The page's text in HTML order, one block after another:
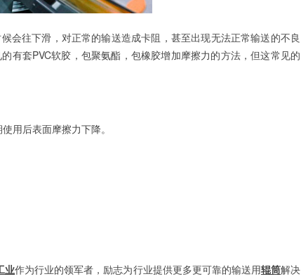
会往下滑，对正常的输送造成卡阻，甚至出现无法正常输送的不良
有套PVC软胶，包聚氨酯，包橡胶增加摩擦力的方法，但这常见的
用后表面摩擦力下降。
业作为行业的领军者，励志为行业提供更多更可靠的输送用辊筒解决